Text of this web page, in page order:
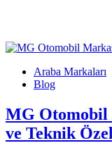
Posted Araba Markaları
Blog
MG Otomobil
ve Teknik